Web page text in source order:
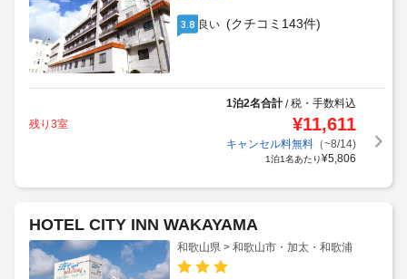
3.8 良い (クチコミ143件)
1泊2名合計/税・手数料込
残り3室
¥11,611
キャンセル料無料（~8/14)
1泊1名あたり¥5,806
HOTEL CITY INN WAKAYAMA
和歌山県 > 和歌山市・加太・和歌浦